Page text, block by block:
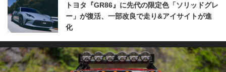
トヨタ『GR86』に先代の限定色「ソリッドグレ
ー」が復活、一部改良で走り&アイサイトが進
化